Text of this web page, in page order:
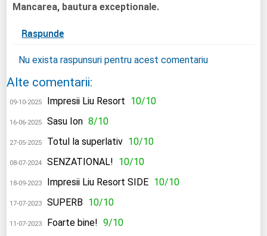
Mancarea, bautura exceptionale.
Raspunde
Nu exista raspunsuri pentru acest comentariu
Alte comentarii:
09-10-2025 Impresii Liu Resort 10/10
16-06-2025 Sasu Ion 8/10
27-05-2025 Totul la superlativ 10/10
08-07-2024 SENZATIONAL! 10/10
18-09-2023 Impresii Liu Resort SIDE 10/10
17-07-2023 SUPERB 10/10
11-07-2023 Foarte bine! 9/10